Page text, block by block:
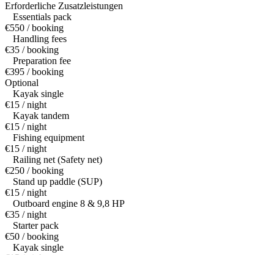
Erforderliche Zusatzleistungen
Essentials pack
€550 / booking
Handling fees
€35 / booking
Preparation fee
€395 / booking
Optional
Kayak single
€15 / night
Kayak tandem
€15 / night
Fishing equipment
€15 / night
Railing net (Safety net)
€250 / booking
Stand up paddle (SUP)
€15 / night
Outboard engine 8 & 9,8 HP
€35 / night
Starter pack
€50 / booking
Kayak single